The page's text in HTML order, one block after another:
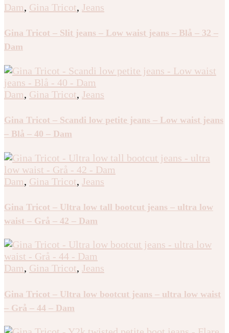
Dam, Gina Tricot, Jeans
Gina Tricot – Slit jeans – Low waist jeans – Blå – 32 –
Dam
Dam, Gina Tricot, Jeans
Gina Tricot – Scandi low petite jeans – Low waist jeans
– Blå – 40 – Dam
Dam, Gina Tricot, Jeans
Gina Tricot – Ultra low tall bootcut jeans – ultra low
waist – Grå – 42 – Dam
Dam, Gina Tricot, Jeans
Gina Tricot – Ultra low bootcut jeans – ultra low waist
– Grå – 44 – Dam